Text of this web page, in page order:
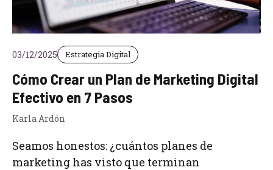
03/12/2025 Estrategia Digital
Cómo Crear un Plan de Marketing Digital
Efectivo en 7 Pasos
Karla Ardón
Seamos honestos: ¿cuántos planes de
marketing has visto que terminan